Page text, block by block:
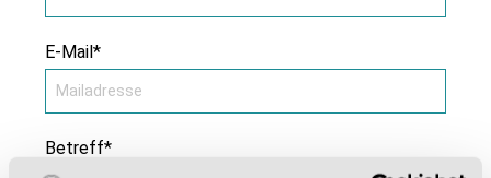
E-Mail*
Betreff*